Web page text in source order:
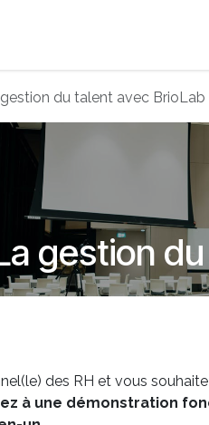
du talent avec BrioLab
gestion
des RH et vous
à une démonstration